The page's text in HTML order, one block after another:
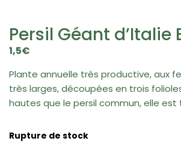
Persil Géant d’Italie
1,5€
Plante annuelle très productive, aux
très larges, découpées en trois
hautes que le persil commun, elle est
Rupture de stock